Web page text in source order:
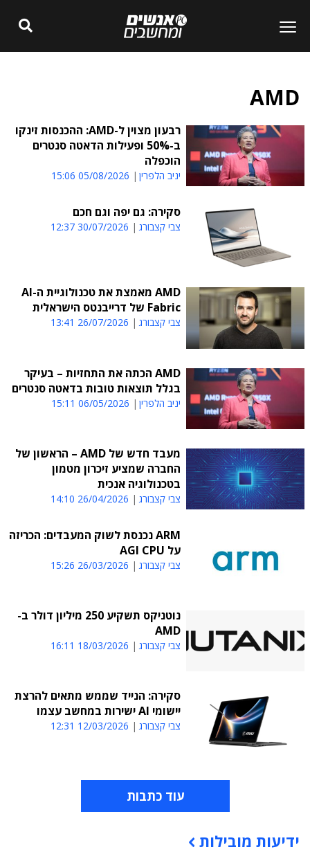
AMD
רבעון מצוין ל-AMD: ההכנסות זינקו
ב-50% ופעילות הדאטה סנטרים
הוכפלה
יניב הלפרין 05/08/2026 15:06
סקירה: גם יפה וגם חכם
צבי קצבורג 30/07/2026 12:37
AMD מאמצת את טכנולוגיית ה-AI
Fabric של דרייבנטס הישראלית
צבי קצבורג 26/07/2026 13:41
AMD הכתה את התחזיות – בעיקר
בגלל תוצאות טובות בדאטה סנטרים
יניב הלפרין 06/05/2026 15:11
מעבד חדש של AMD – הראשון של
החברה שמציע זיכרון מטמון
בטכנולוגיה אנכית
צבי קצבורג 26/04/2026 14:10
ARM נכנסת לשוק המעבדים: הכריזה
על AGI CPU
צבי קצבורג 26/03/2026 15:26
נוטניקס תשקיע 250 מיליון דולר ב-
AMD
צבי קצבורג 18/03/2026 16:11
סקירה: הנייד שממש מתאים להרצת
יישומי AI ישירות במחשב עצמו
צבי קצבורג 12/03/2026 12:31
עוד כתבות
תוכן פרסומי
ידיעות מובילות